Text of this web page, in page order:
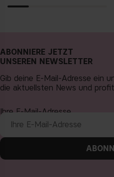
ABONNIERE JETZT
UNSEREN NEWSLETTER
Gib deine E-Mail-Adresse ein
die aktuellsten News und
Ihre E-Mail-Adresse